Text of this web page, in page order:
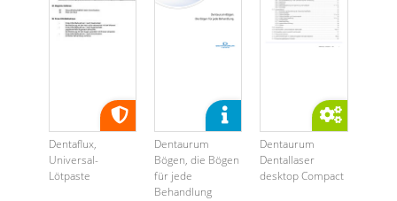
Dentaflux,
Universal-
Lötpaste
Dentaurum
Bögen, die Bögen
für jede
Behandlung
Dentaurum
Dentallaser
desktop Compact